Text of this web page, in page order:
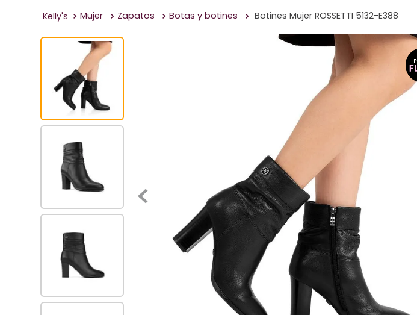
Mujer Zapatos Botas y botines
Botines Mujer ROSSETTI 5132-E388
sandalias
zapatilla mujer